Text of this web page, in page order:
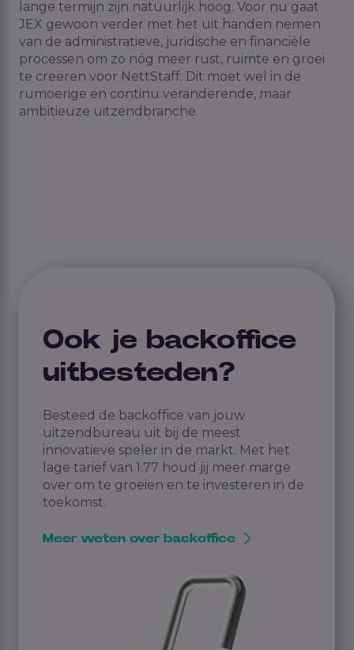
lange termijn zijn natuurlijk hoog. Voor nu gaat
JEX gewoon verder met het uit handen nemen
van de administratieve, juridische en financiële
processen om zo nóg meer rust, ruimte en groei
te creëren voor NettStaff. Dit moet wel in de
rumoerige en continu veranderende, maar
ambitieuze uitzendbranche.
Ook je backoffice
uitbesteden?
Besteed de backoffice van jouw
uitzendbureau uit bij de meest
innovatieve speler in de markt. Met het
lage tarief van 1.77 houd jij meer marge
over om te groeien en te investeren in de
toekomst.
Meer weten over backoffice